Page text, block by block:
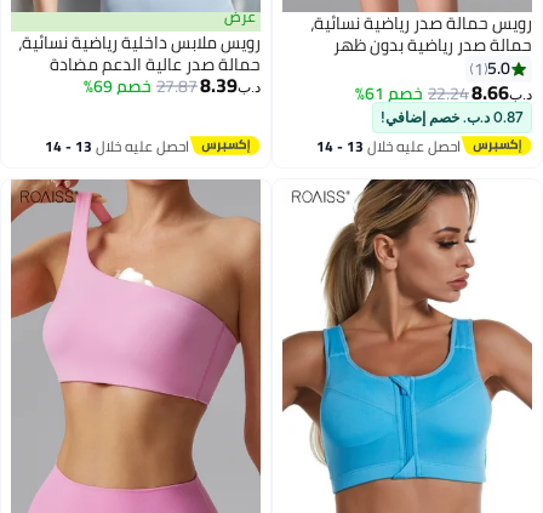
صدر رياضية نسائية،
رياضية بدون ظهر
بملمس طبيعي
حمالة صدر رياضية عالية
لامتصاص الصدمات لليوجا
لون أصفر
22.24خصم 61%
احصل عليه خلال 13 - 14
عرض
رويس ملابس داخلية رياضية نسائية،
حمالة صدر عالية الدعم مضادة
للصدمات بسحاب أمامي، حمالة صدر
مزدوجة، قماش مقاوم للعفن مع
أكواب مدمجة، ضرورية لليوجا
والجري، لون أسود
8.39
27.87خصم 69%
احصل عليه خلال 13 - 14